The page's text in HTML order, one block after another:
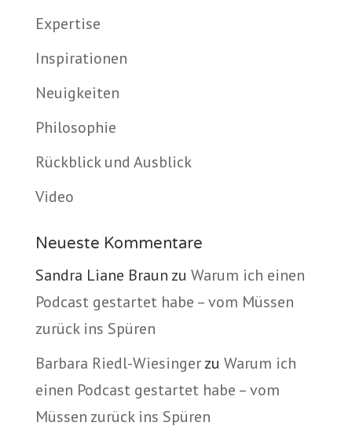
Expertise
Inspirationen
Neuigkeiten
Philosophie
Rückblick und Ausblick
Video
Neueste Kommentare
Sandra Liane Braun zu Warum ich einen
Podcast gestartet habe – vom Müssen
zurück ins Spüren
Barbara Riedl-Wiesingerzu Warum ich
einen Podcast gestartet habe – vom
Müssen zurück ins Spüren